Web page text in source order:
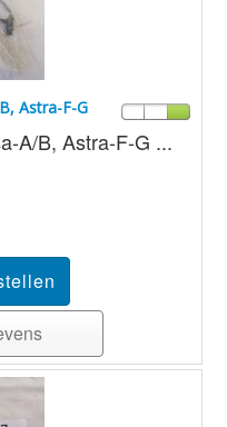
Astra-F-G
A/B, Astra-F-G ...